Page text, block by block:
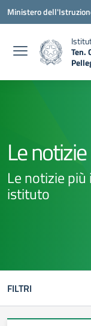
Vai ai contenuti
Vai al menu di
Vai al footer
Ministero
Ten.
Le notizie
Le notizie
istituto
FILTRI